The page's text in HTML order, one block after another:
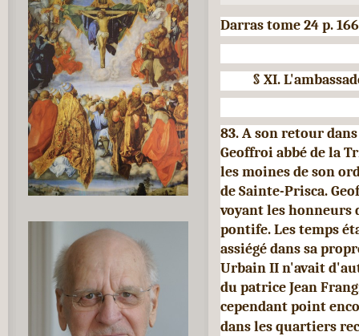
Darras tome 24 p. 166
§ XI.
83. A son retour
Geoffroi abbé de la
les moines de son
de Sainte-Prisca.
voyant les
pontife. Les temps
assiégé dans sa
Urbain II n'avait
du patrice Jean
cependant point
dans les quartiers